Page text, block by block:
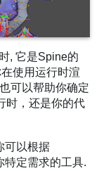
, 它是Spine的
使用运行时渲
可以帮助你确定
时，还是你的代
可以根据
特定需求的工具.